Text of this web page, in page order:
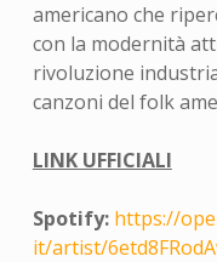
americano che
con la modernità
rivoluzione
canzoni del folk
LINK UFFICIALI
Spotify: https://
it/artist/